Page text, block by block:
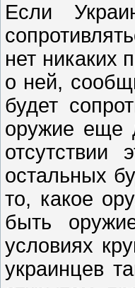
Если
нет никаких
о ней,
будет
оружие еще
отсутствии
остальных
то, какое
быть
условиях
украинцев